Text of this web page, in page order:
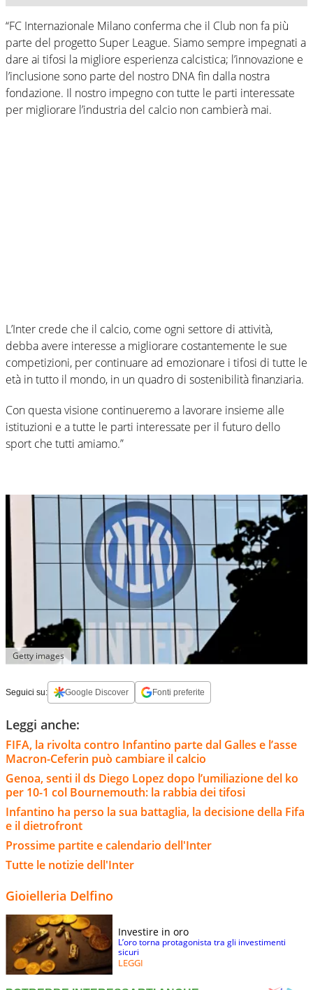
“FC Internazionale Milano conferma che il Club non fa più
parte del progetto Super League. Siamo sempre impegnati a
dare ai tifosi la migliore esperienza calcistica; l’innovazione e
l’inclusione sono parte del nostro DNA fin dalla nostra
fondazione. Il nostro impegno con tutte le parti interessate
per migliorare l’industria del calcio non cambierà mai.
L’Inter crede che il calcio, come ogni settore di attività,
debba avere interesse a migliorare costantemente le sue
competizioni, per continuare ad emozionare i tifosi di tutte le
età in tutto il mondo, in un quadro di sostenibilità finanziaria.
Con questa visione continueremo a lavorare insieme alle
istituzioni e a tutte le parti interessate per il futuro dello
sport che tutti amiamo.”
Getty images
Seguici su: Google Discover Fonti preferite
Leggi anche:
FIFA, la rivolta contro Infantino parte dal Galles e l’asse
Macron-Ceferin può cambiare il calcio
Genoa, senti il ds Diego Lopez dopo l’umiliazione del ko
per 10-1 col Bournemouth: la rabbia dei tifosi
Infantino ha perso la sua battaglia, la decisione della Fifa
e il dietrofront
Prossime partite e calendario dell'Inter
Tutte le notizie dell'Inter
Gioielleria Delfino
Investire in oro
L’oro torna protagonista tra gli investimenti
sicuri
LEGGI